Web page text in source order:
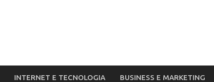
INTERNET E TECNOLOGIA BUSINESS E MARKETING